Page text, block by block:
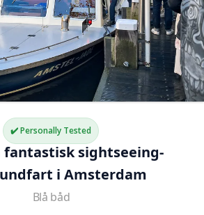
✔️ Personally Tested
fantastisk sightseeing-
i Amsterdam
Blå båd